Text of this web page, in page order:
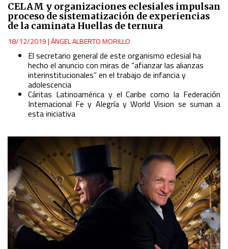
CELAM y organizaciones eclesiales impulsan
proceso de sistematización de experiencias
de la caminata Huellas de ternura
18/12/2019|ÁNGEL ALBERTO MORILLO
El secretario general de este organismo eclesial ha
hecho el anuncio con miras de “afianzar las alianzas
interinstitucionales” en el trabajo de infancia y
adolescencia
Cáritas Latinoamérica y el Caribe como la Federación
Internacional Fe y Alegría y World Vision se suman a
esta iniciativa